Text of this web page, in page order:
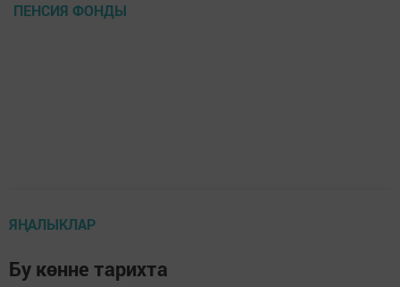
ПЕНСИЯ ФОНДЫ
ЯҢАЛЫКЛАР
Бу көнне тарихта